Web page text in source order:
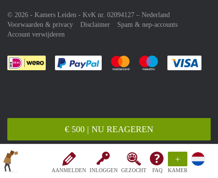
AANMELDEN INLOGGEN GEZOCHT FAQ
+
KAMER
€ 500 | NU REAGEREN
© 2026 - Kamers Leiden - KvK nr. 02094127 – Nederland
Voorwaarden & privacy
Disclaimer
Spam & nep-accounts
Account verwijderen
Je rekent gemakkelijk af met Paypal
Je rekent gemakkelijk af met
Je rekent